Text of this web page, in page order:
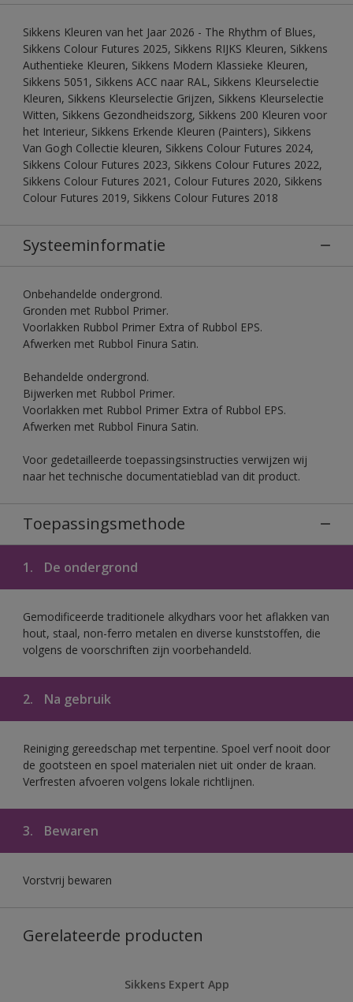
Sikkens Kleuren van het Jaar 2026 - The Rhythm of Blues,
Sikkens Colour Futures 2025, Sikkens RIJKS Kleuren, Sikkens
Authentieke Kleuren, Sikkens Modern Klassieke Kleuren,
Sikkens 5051, Sikkens ACC naar RAL, Sikkens Kleurselectie
Kleuren, Sikkens Kleurselectie Grijzen, Sikkens Kleurselectie
Witten, Sikkens Gezondheidszorg, Sikkens 200 Kleuren voor
het Interieur, Sikkens Erkende Kleuren (Painters), Sikkens
Van Gogh Collectie kleuren, Sikkens Colour Futures 2024,
Sikkens Colour Futures 2023, Sikkens Colour Futures 2022,
Sikkens Colour Futures 2021, Colour Futures 2020, Sikkens
Colour Futures 2019, Sikkens Colour Futures 2018
Systeeminformatie
Onbehandelde ondergrond.
Gronden met Rubbol Primer.
Voorlakken Rubbol Primer Extra of Rubbol EPS.
Afwerken met Rubbol Finura Satin.
Behandelde ondergrond.
Bijwerken met Rubbol Primer.
Voorlakken met Rubbol Primer Extra of Rubbol EPS.
Afwerken met Rubbol Finura Satin.
Voor gedetailleerde toepassingsinstructies verwijzen wij
naar het technische documentatieblad van dit product.
Toepassingsmethode
1. De ondergrond
Gemodificeerde traditionele alkydhars voor het aflakken van
hout, staal, non-ferro metalen en diverse kunststoffen, die
volgens de voorschriften zijn voorbehandeld.
2. Na gebruik
Reiniging gereedschap met terpentine. Spoel verf nooit door
de gootsteen en spoel materialen niet uit onder de kraan.
Verfresten afvoeren volgens lokale richtlijnen.
3. Bewaren
Vorstvrij bewaren
Gerelateerde producten
Sikkens Expert App